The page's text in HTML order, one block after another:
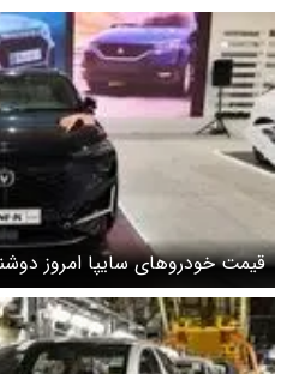
قیمت چانگان امروز چند؟ + جدول